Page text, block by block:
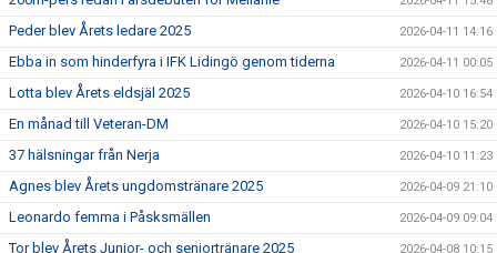
Peder blev Årets ledare 2025 2026-04-11 14:16
Ebba in som hinderfyra i IFK Lidingö genom tiderna 2026-04-11 00:05
Lotta blev Årets eldsjäl 2025 2026-04-10 16:54
En månad till Veteran-DM 2026-04-10 15:20
37 hälsningar från Nerja 2026-04-10 11:23
Agnes blev Årets ungdomstränare 2025 2026-04-09 21:10
Leonardo femma i Påsksmällen 2026-04-09 09:04
Tor blev Årets Junior- och seniortränare 2025 2026-04-08 10:15